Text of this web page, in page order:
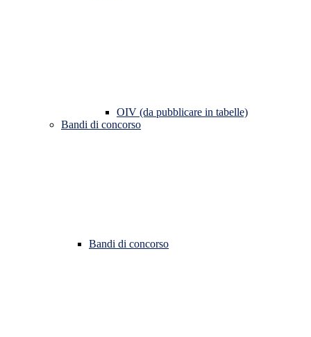
OIV (da pubblicare in tabelle)
Bandi di concorso
Bandi di concorso